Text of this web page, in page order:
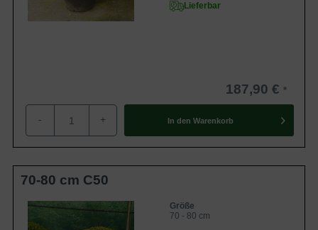
Lieferbar
187,90 €
- + In den Warenkorb
70-80 cm C50
Größe
70 - 80 cm